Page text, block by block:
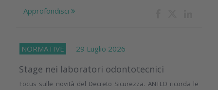
Approfondisci
NORMATIVE 29 Luglio 2026
Stage nei laboratori odontotecnici
Focus sulle novità del Decreto Sicurezza. ANTLO ricorda le